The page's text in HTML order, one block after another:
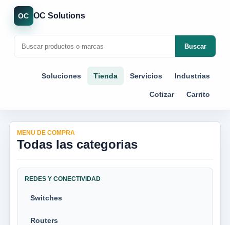
OC OC Solutions
Buscar
Soluciones Tienda Servicios Industrias
Cotizar Carrito
MENU DE COMPRA
Todas las categorias
REDES Y CONECTIVIDAD
Switches
Routers